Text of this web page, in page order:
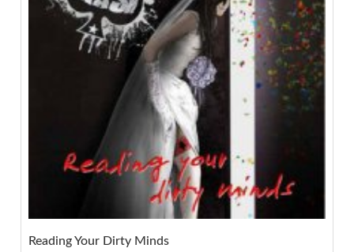
Reading Your Dirty Minds